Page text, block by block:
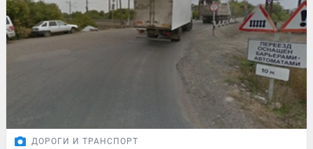
ДОРОГИ И ТРАНСПОРТ